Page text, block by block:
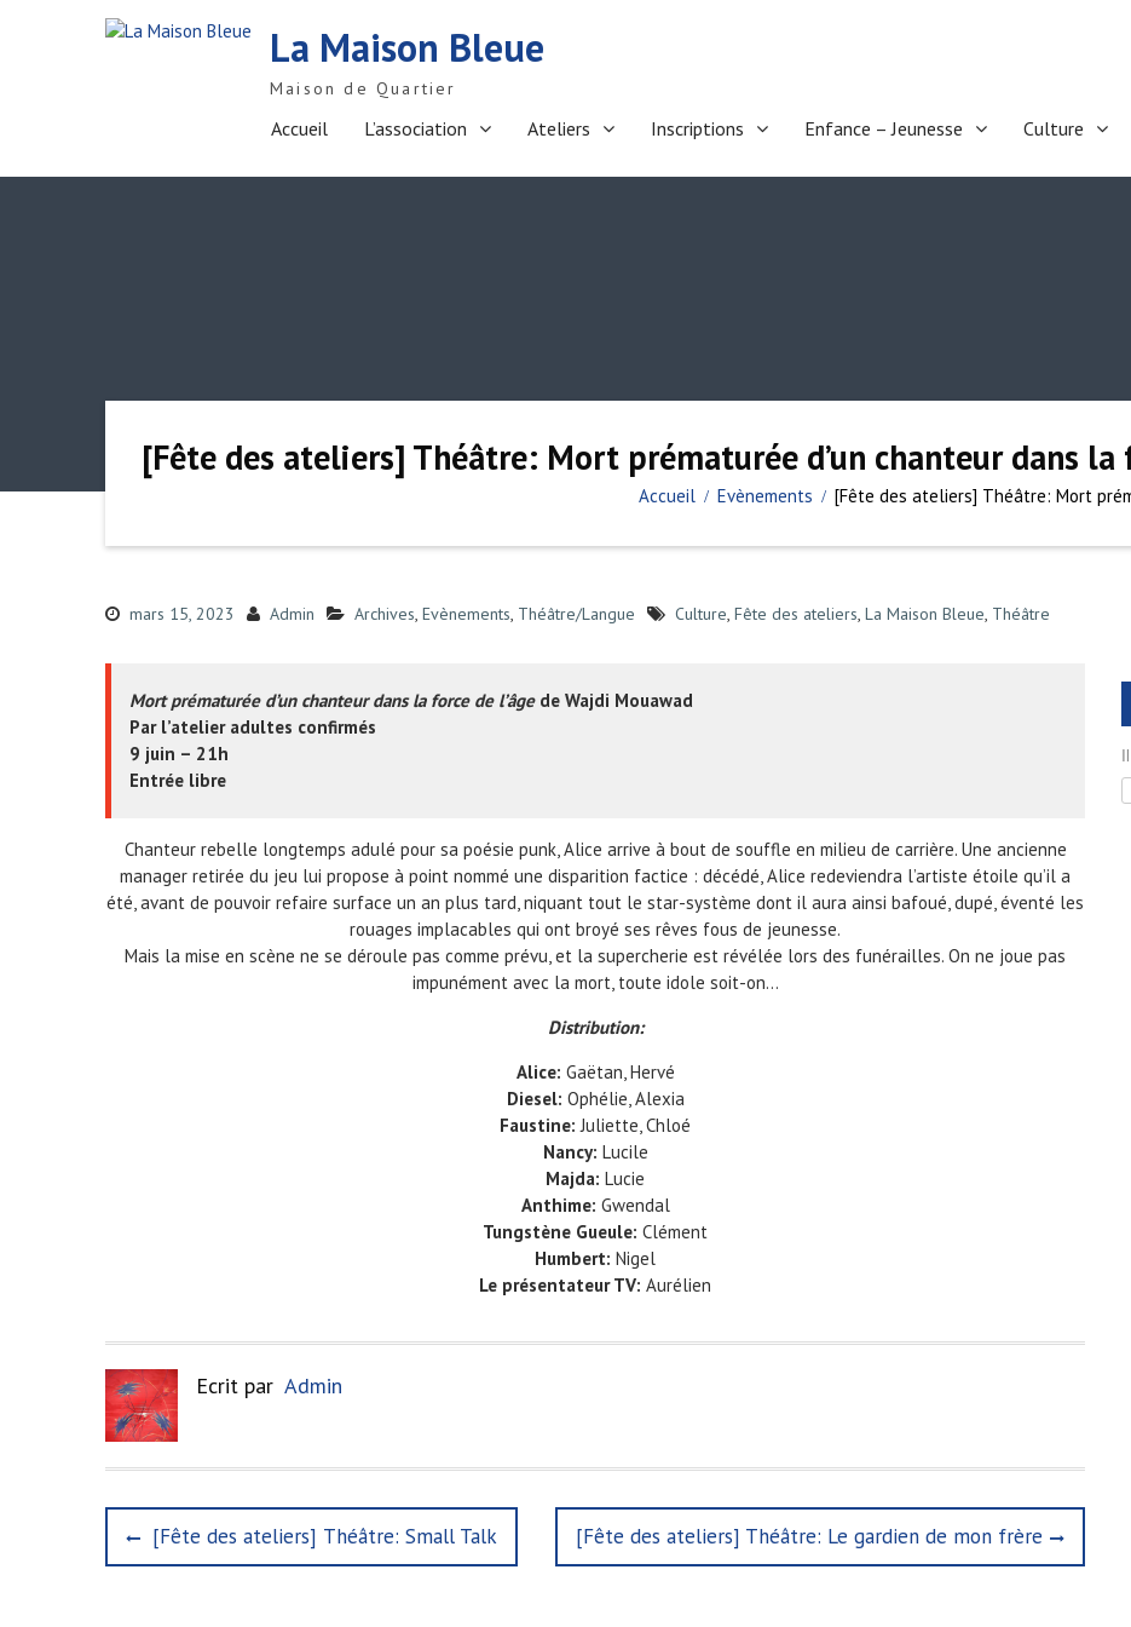
c
La Maison Bleue
Maison de Quartier
Accueil L’association Ateliers Inscriptions Enfance – Jeunesse Culture
[Fête des ateliers] Théâtre: Mort prématurée d’un chanteur dans la
Accueil Evènements [Fête des ateliers] Théâtre: Mort
mars 15, 2023 Admin Archives, Evènements, Théâtre/Langue Culture, Fête des ateliers, La Maison Bleue, Théâtre
Mort prématurée d’un chanteur dans la force de l’âgede Wajdi Mouawad
Par l’atelier adultes confirmés
9 juin – 21h
Entrée libre
Chanteur rebelle longtemps adulé pour sa poésie punk, Alice arrive à bout de souffle en milieu de carrière. Une ancienne
manager retirée du jeu lui propose à point nommé une disparition factice : décédé, Alice redeviendra l’artiste étoile qu’il a
été, avant de pouvoir refaire surface un an plus tard, niquant tout le star-système dont il aura ainsi bafoué, dupé, éventé les
rouages implacables qui ont broyé ses rêves fous de jeunesse.
Mais la mise en scène ne se déroule pas comme prévu, et la supercherie est révélée lors des funérailles. On ne joue pas
impunément avec la mort, toute idole soit-on…
Distribution:
Alice: Gaëtan, Hervé
Diesel: Ophélie, Alexia
Faustine: Juliette, Chloé
Nancy: Lucile
Majda: Lucie
Anthime: Gwendal
Tungstène Gueule: Clément
Humbert: Nigel
Le présentateur TV: Aurélien
Ecrit par Admin
a
P
r
[Fête des ateliers] Théâtre: Small Talk
N
e
[Fête des ateliers] Théâtre: Le gardien de mon frère